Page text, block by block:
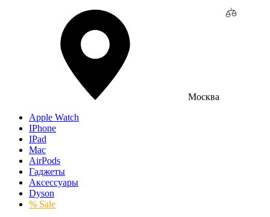
Москва
Apple Watch
IPhone
IPad
Mac
AirPods
Гаджеты
Аксессуары
Dyson
% Sale